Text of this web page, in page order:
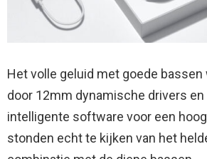
Het volle geluid met goede bassen
door 12mm dynamische drivers
intelligente software voor een
stonden echt te kijken van het